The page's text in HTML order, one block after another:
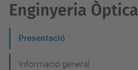
Enginyeria Òptica
a
Presentació
Informació general